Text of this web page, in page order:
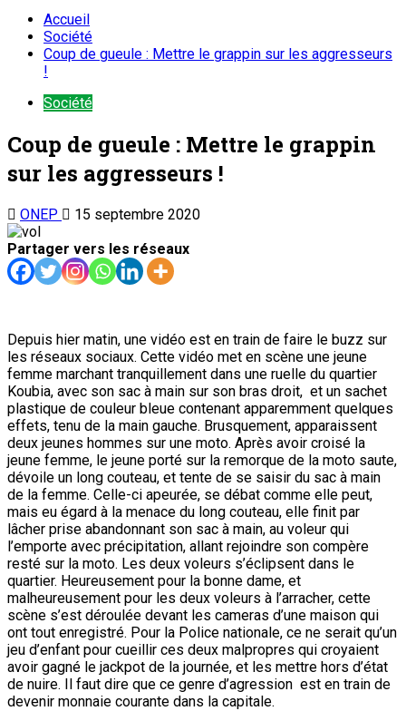
Accueil
Société
Coup de gueule : Mettre le grappin sur les aggresseurs
!
Société
Coup de gueule : Mettre le grappin
sur les aggresseurs !
ONEP
15 septembre 2020
Partager vers les réseaux
Depuis hier matin, une vidéo est en train de faire le buzz sur
les réseaux sociaux. Cette vidéo met en scène une jeune
femme marchant tranquillement dans une ruelle du quartier
Koubia, avec son sac à main sur son bras droit, et un sachet
plastique de couleur bleue contenant apparemment quelques
effets, tenu de la main gauche. Brusquement, apparaissent
deux jeunes hommes sur une moto. Après avoir croisé la
jeune femme, le jeune porté sur la remorque de la moto saute,
dévoile un long couteau, et tente de se saisir du sac à main
de la femme. Celle-ci apeurée, se débat comme elle peut,
mais eu égard à la menace du long couteau, elle finit par
lâcher prise abandonnant son sac à main, au voleur qui
l’emporte avec précipitation, allant rejoindre son compère
resté sur la moto. Les deux voleurs s’éclipsent dans le
quartier. Heureusement pour la bonne dame, et
malheureusement pour les deux voleurs à l’arracher, cette
scène s’est déroulée devant les cameras d’une maison qui
ont tout enregistré. Pour la Police nationale, ce ne serait qu’un
jeu d’enfant pour cueillir ces deux malpropres qui croyaient
avoir gagné le jackpot de la journée, et les mettre hors d’état
de nuire. Il faut dire que ce genre d’agression est en train de
devenir monnaie courante dans la capitale.